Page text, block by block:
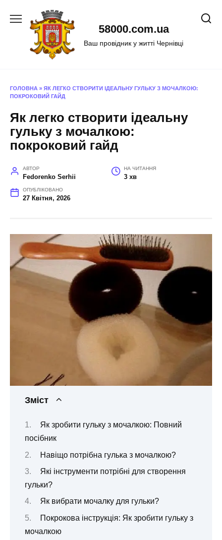
58000.com.ua
Ваш провідник у житті Чернівці
ГОЛОВНА » ЯК ЛЕГКО СТВОРИТИ ІДЕАЛЬНУ ГУЛЬКУ З МОЧАЛКОЮ:
ПОКРОКОВИЙ ГАЙД
Як легко створити ідеальну
гульку з мочалкою:
покроковий гайд
АВТОР
Fedorenko Serhii
НА ЧИТАННЯ
3 хв
ОПУБЛІКОВАНО
27 Квітня, 2026
Зміст
Як зробити гульку з мочалкою: Повний
посібник
Навіщо потрібна гулька з мочалкою?
Які інструменти потрібні для створення
гульки?
Як вибрати мочалку для гульки?
Покрокова інструкція: Як зробити гульку з
мочалкою